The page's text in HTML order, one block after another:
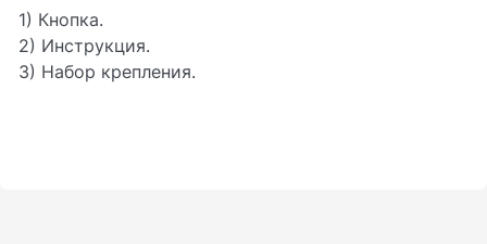
1) Кнопка.
2) Инструкция.
3) Набор крепления.